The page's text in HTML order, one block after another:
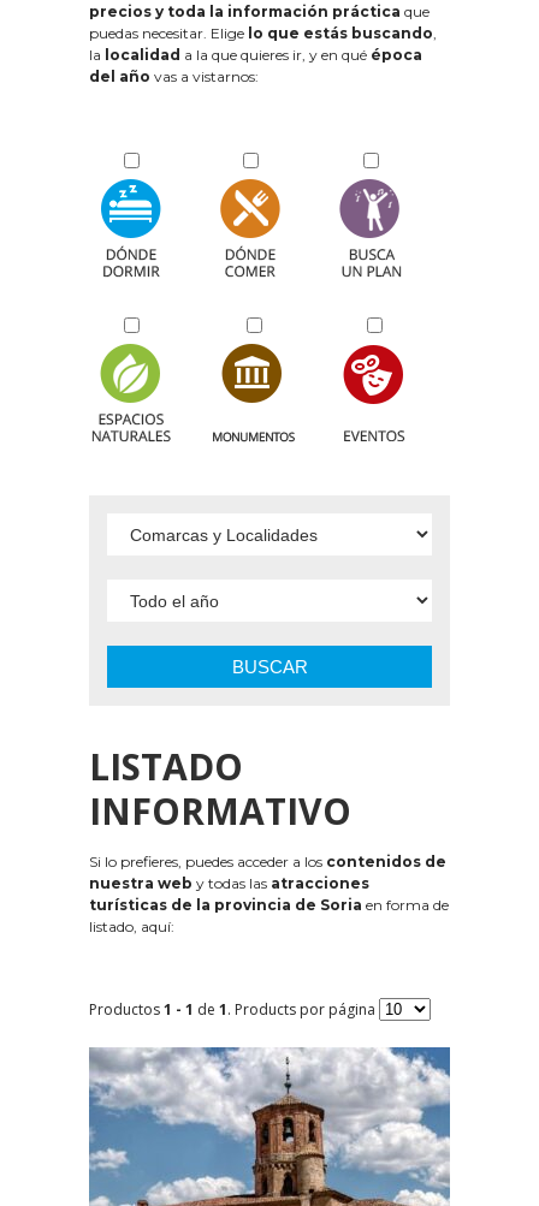
precios y toda la información práctica que
puedas necesitar. Elige lo que estás buscando,
la localidad a la que quieres ir, y en qué época
del año vas a vistarnos:
BUSCAR
LISTADO
INFORMATIVO
Si lo prefieres, puedes acceder a los contenidos de
nuestra web y todas las atracciones
turísticas de la provincia de Soria en forma de
listado, aquí:
Productos1 - 1 de 1. Products por página